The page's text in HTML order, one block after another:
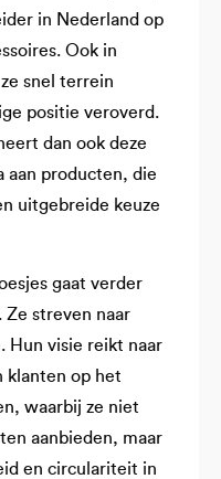
in Nederland op
Ook in
snel terrein
positie veroverd.
dan ook deze
aan producten, die
uitgebreide keuze
gaat verder
Ze streven naar
Hun visie reikt naar
klanten op het
waarbij ze niet
aanbieden, maar
en circulariteit in